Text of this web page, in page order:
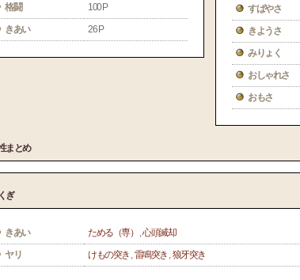
格闘
100 P
きあい
26 P
すばやさ
きようさ
みりょく
おしゃれさ
おもさ
まとめ
ぎ
きあい ためる（専） ,心頭滅却
ヤリ
けもの突き ,雷鳴突き ,狼牙突き